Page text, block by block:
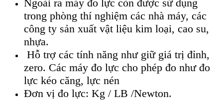
Ngoài ra máy đo lực còn được sử dụng
trong phòng thí nghiệm các nhà máy, các
công ty sản xuất vật liệu kim loại, cao su,
nhựa.
Hỗ trợ các tính năng như giữ giá trị đỉnh,
zero. Các máy đo lực cho phép đo như đo
lực kéo căng, lực nén
Đơn vị đo lực: Kg / LB /Newton.